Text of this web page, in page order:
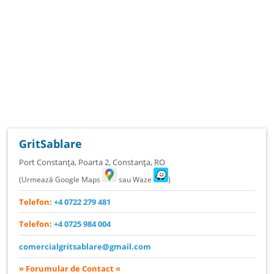
GritSablare
Port Constanța, Poarta 2,Constanța, RO
(Urmează Google Maps sau Waze )
Telefon: +4 0722 279 481
Telefon: +4 0725 984 004
comercialgritsablare@gmail.com
» Forumular de Contact «